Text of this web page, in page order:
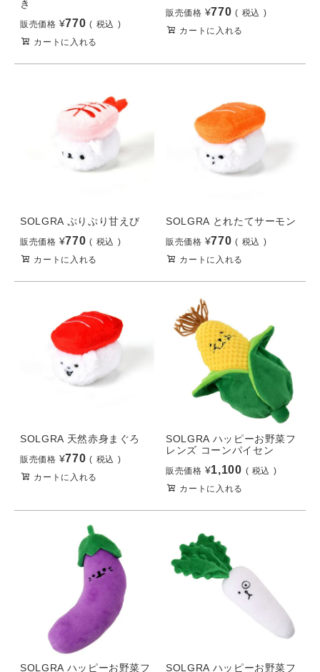
き
販売価格 ¥770
税込
カートに入れる
販売価格 ¥770
税込
カートに入れる
SOLGRA ぷりぷり甘えび
販売価格 ¥770
税込
カートに入れる
SOLGRA とれたてサーモン
販売価格 ¥770
税込
カートに入れる
SOLGRA 天然赤身まぐろ
販売価格 ¥770
税込
カートに入れる
SOLGRA ハッピーお野菜フ
レンズ コーンパイセン
販売価格 ¥1,100
税込
カートに入れる
SOLGRA ハッピーお野菜フ SOLGRA ハッピーお野菜フ